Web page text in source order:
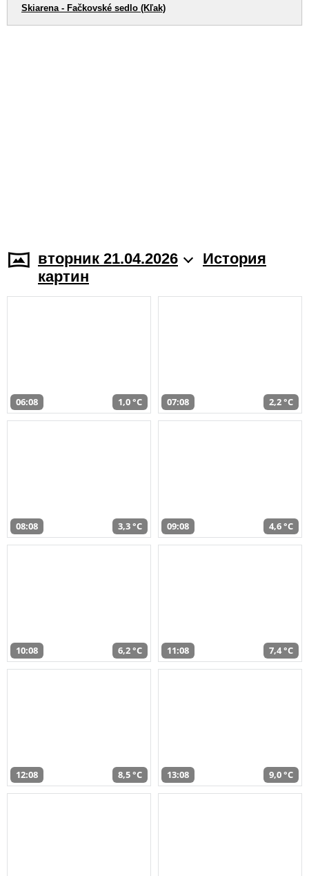
Skiarena - Fačkovské sedlo (Kľak)
вторник 21.04.2026
История
картин
06:08 1,0 °C 07:08 2,2 °C
08:08 3,3 °C 09:08 4,6 °C
10:08 6,2 °C 11:08 7,4 °C
12:08 8,5 °C 13:08 9,0 °C